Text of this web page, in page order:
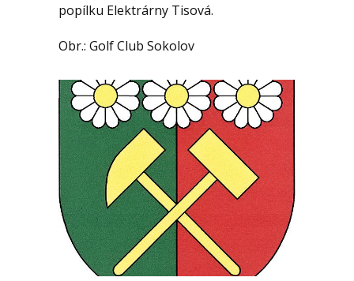
popílku Elektrárny Tisová.
Obr.: Golf Club Sokolov